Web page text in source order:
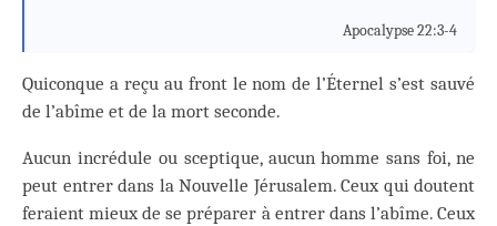
Apocalypse 22:3-4
Quiconque a reçu au front le nom de l’Éternel s’est sauvé
de l’abîme et de la mort seconde.
Aucun incrédule ou sceptique, aucun homme sans foi, ne
peut entrer dans la Nouvelle Jérusalem. Ceux qui doutent
feraient mieux de se préparer à entrer dans l’abîme. Ceux